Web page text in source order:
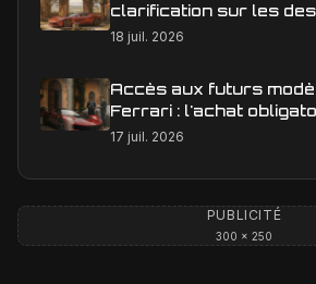
clarification sur les
18 juil. 2026
Accès aux futurs
Ferrari : l'achat
est-il une réalité ?
17 juil. 2026
PUBLICITÉ
300 × 250